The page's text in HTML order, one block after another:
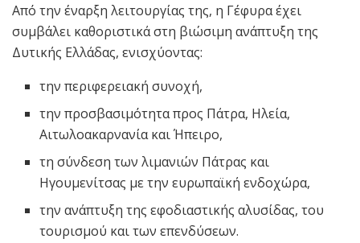
Από την έναρξη λειτουργίας της, η Γέφυρα έχει
συμβάλει καθοριστικά στη βιώσιμη ανάπτυξη της
Δυτικής Ελλάδας, ενισχύοντας:
την περιφερειακή συνοχή,
την προσβασιμότητα προς Πάτρα, Ηλεία,
Αιτωλοακαρνανία και Ήπειρο,
τη σύνδεση των λιμανιών Πάτρας και
Ηγουμενίτσας με την ευρωπαϊκή ενδοχώρα,
την ανάπτυξη της εφοδιαστικής αλυσίδας, του
τουρισμού και των επενδύσεων.